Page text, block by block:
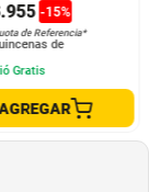
.955 -15%
de Referencia*
de
Gratis